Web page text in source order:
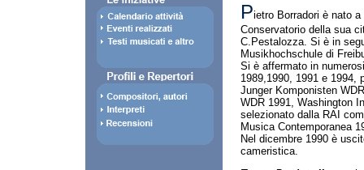
Pietro Borradori è nato
Conservatorio della sua
C.Pestalozza. Si è in
Musikhochschule di
Si è affermato in
1989,1990, 1991 e 1994,
Junger Komponisten
WDR 1991, Washington
selezionato dalla RAI
Musica Contemporanea
Nel dicembre 1990 è
cameristica.